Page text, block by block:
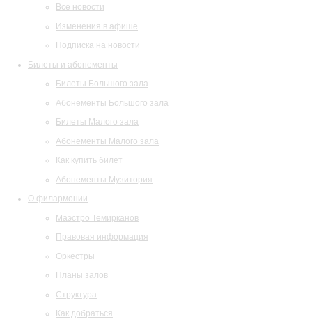
Все новости
Изменения в афише
Подписка на новости
Билеты и абонементы
Билеты Большого зала
Абонементы Большого зала
Билеты Малого зала
Абонементы Малого зала
Как купить билет
Абонементы Музитория
О филармонии
Маэстро Темирканов
Правовая информация
Оркестры
Планы залов
Структура
Как добраться